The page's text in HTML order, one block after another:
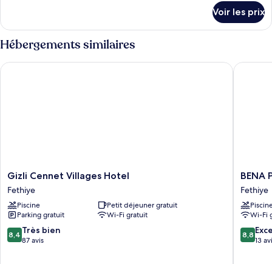
Tente
(Bring
Your
Own)
le
type
de
chambre
Tente
Voir les prix
Hébergements similaires
Gizli
Cennet
Villages
Hotel
Fethiye
Gizli Cennet Villages Hotel
Fethiye
Piscine
Petit déjeuner gratuit
Parking gratuit
Wi-Fi gratuit
8.4
sur
8,4 Très bien
87 avis
Gizli Cennet Villages Hotel
BENA
Fethiye
BENA
Fethiye
Wi-Fi
8.8
sur
8,8
13
BENA